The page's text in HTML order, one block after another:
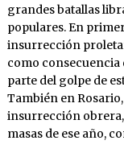
grandes batallas
populares. En
insurrección
como
parte del golpe de
También en
insurrección obrera,
masas de ese año,